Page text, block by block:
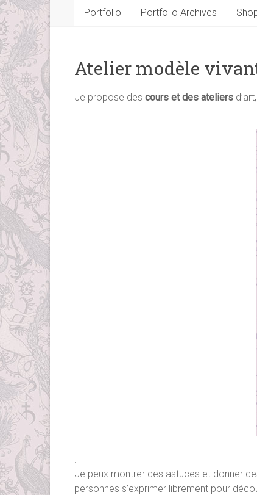
Portfolio Portfolio Archives
Atelier modèle
Je propose des cours et des ateliers
.
.
Je peux montrer des astuces et donner
personnes s’exprimer librement pour